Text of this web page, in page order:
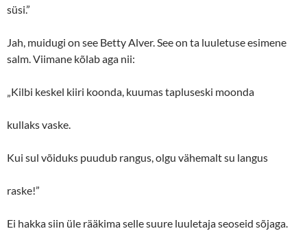
süsi.”
Jah, muidugi on see Betty Alver. See on ta luuletuse esimene
salm. Viimane kõlab aga nii:
„Kilbi keskel kiiri koonda, kuumas tapluseski moonda
kullaks vaske.
Kui sul võiduks puudub rangus, olgu vähemalt su langus
raske!”
Ei hakka siin üle rääkima selle suure luuletaja seoseid sõjaga.